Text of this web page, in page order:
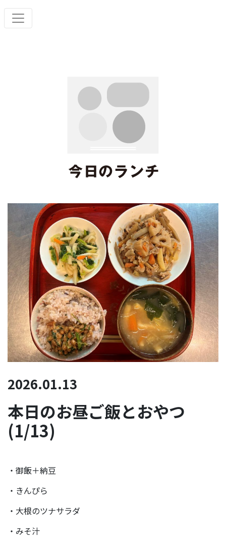
2026.01.13
本日のお昼ご飯とおやつ
(1/13)
・御飯＋納豆
・きんぴら
・大根のツナサラダ
・みそ汁